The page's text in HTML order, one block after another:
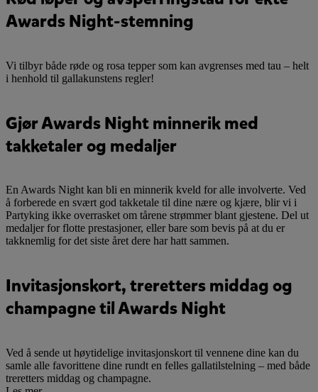
Awards Night-stemning
Vi tilbyr både røde og rosa tepper som kan avgrenses med tau – helt
i henhold til gallakunstens regler!
Gjør Awards Night minnerik med
takketaler og medaljer
En Awards Night kan bli en minnerik kveld for alle involverte. Ved
å forberede en svært god takketale til dine nære og kjære, blir vi i
Partyking ikke overrasket om tårene strømmer blant gjestene. Del ut
medaljer for flotte prestasjoner, eller bare som bevis på at du er
takknemlig for det siste året dere har hatt sammen.
Invitasjonskort, treretters middag og
champagne til Awards Night
Ved å sende ut høytidelige invitasjonskort til vennene dine kan du
samle alle favorittene dine rundt en felles gallatilstelning – med både
treretters middag og champagne.